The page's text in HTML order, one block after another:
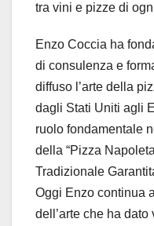
tra vini e pizze di
Enzo Coccia ha
di consulenza e
diffuso l’arte della
dagli Stati Uniti agli
ruolo fondamentale
della “Pizza
Tradizionale
Oggi Enzo continua
dell’arte che ha